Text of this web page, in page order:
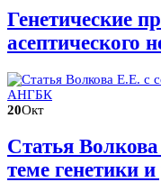
Генетические
асептического
20Окт
Статья
теме генетики